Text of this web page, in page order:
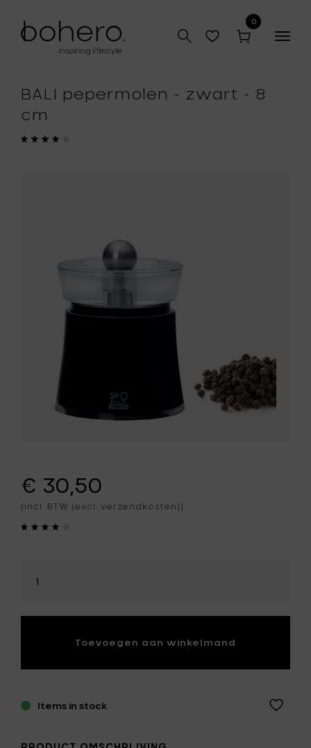
0
BALI pepermolen - zwart - 8
cm
€ 30,50
(incl. BTW (excl. verzendkosten))
hoeveelheid
Toevoegen aan winkelmand
Items in stock